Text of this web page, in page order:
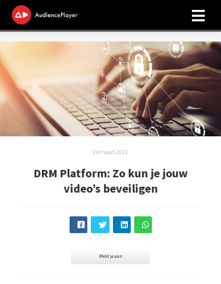
24 maart 2021
DRM Platform: Zo kun je jouw
video’s beveiligen
Meld je aan